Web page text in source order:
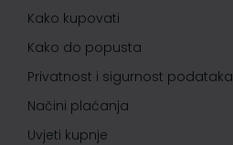
Kako kupovati
Kako do popusta
Privatnost i sigurnost podataka
Načini plaćanja
Uvjeti kupnje